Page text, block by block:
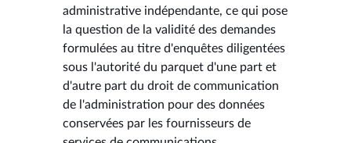
administrative indépendante, ce qui pose
la question de la validité des demandes
formulées au titre d'enquêtes diligentées
sous l'autorité du parquet d'une part et
d'autre part du droit de communication
de l'administration pour des données
conservées par les fournisseurs de